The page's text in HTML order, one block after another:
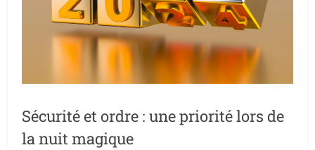
Sécurité et ordre : une priorité lors de
la nuit magique